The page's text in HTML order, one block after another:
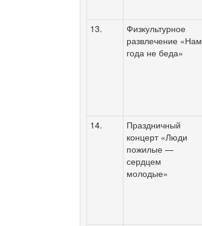
13.
Физкультурное
развлечение «Нам
года не беда»
14.
Праздничный
концерт «Люди
пожилые —
сердцем
молодые»